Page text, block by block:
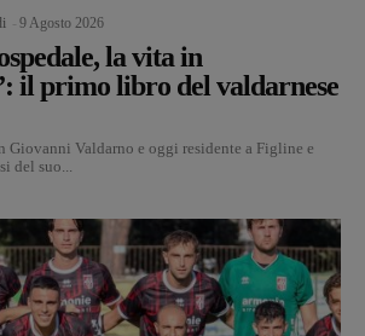
9 Agosto 2026
la vita in
il primo libro del valdarnese
Giovanni Valdarno e oggi residente a Figline e
del suo...